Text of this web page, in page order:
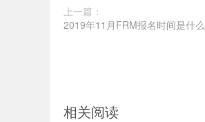
上一篇：
2019年11月FRM报名时间是什
相关阅读